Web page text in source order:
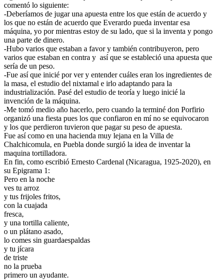
comentó lo siguiente:
-Deberíamos de jugar una apuesta entre los que están de acuerdo y
los que no están de acuerdo que Everardo pueda inventar esa
máquina, yo por mientras estoy de su lado, que si la inventa y pongo
una parte de dinero.
-Hubo varios que estaban a favor y también contribuyeron, pero
varios que estaban en contra y así que se estableció una apuesta que
sería de un peso.
-Fue así que inicié por ver y entender cuáles eran los ingredientes de
la masa, el estudio del nixtamal e irlo adaptando para la
industrialización. Pasé del estudio de teoría y luego inicié la
invención de la máquina.
-Me tomó medio año hacerlo, pero cuando la terminé don Porfirio
organizó una fiesta pues los que confiaron en mí no se equivocaron
y los que perdieron tuvieron que pagar su peso de apuesta.
Fue así como en una hacienda muy lejana en la Villa de
Chalchicomula, en Puebla donde surgió la idea de inventar la
maquina tortilladora.
En fin, como escribió Ernesto Cardenal (Nicaragua, 1925-2020), en
su Epigrama 1:
Pero en la noche
ves tu arroz
y tus frijoles fritos,
con la cuajada
fresca,
y una tortilla caliente,
o un plátano asado,
lo comes sin guardaespaldas
y tu jícara
de triste
no la prueba
primero un ayudante.